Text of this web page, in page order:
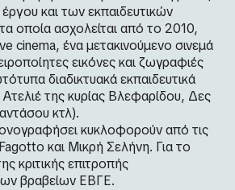
και των εκπαιδευτικών
οποία ασχολείται από το 2010,
cinema, ένα μετακινούμενο σινεμά
εικόνες και ζωγραφιές
διαδικτυακά εκπαιδευτικά
της κυρίας Βλεφαρίδου, Δες
κτλ).
κυκλοφορούν από τις
και Μικρή Σελήνη. Για το
κριτικής επιτροπής
βραβείων ΕΒΓΕ.